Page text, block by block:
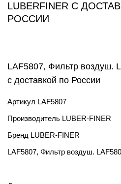
LUBERFINER С
РОССИИ
LAF5807, Фильтр воздуш.
с доставкой по России
Артикул LAF5807
Производитель LUBER-FINER
Бренд LUBER-FINER
LAF5807, Фильтр воздуш.